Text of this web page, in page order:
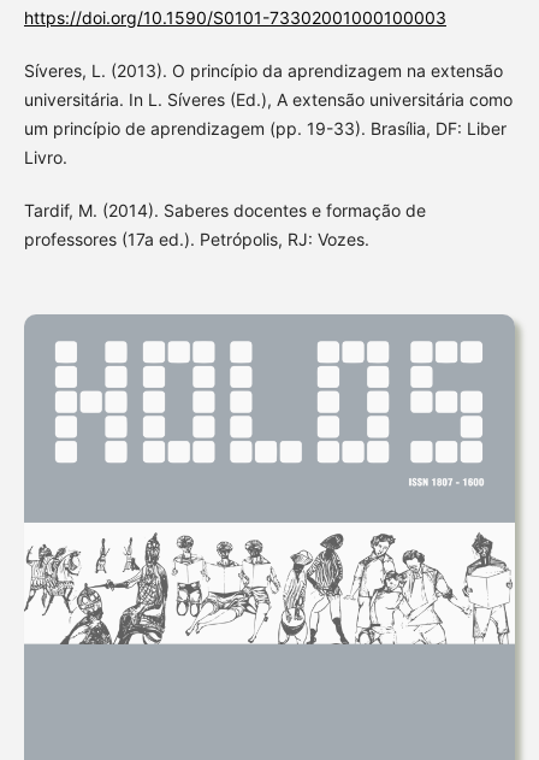
https://doi.org/10.1590/S0101-73302001000100003
Síveres, L. (2013). O princípio da aprendizagem na extensão
universitária. In L. Síveres (Ed.), A extensão universitária como
um princípio de aprendizagem (pp. 19-33). Brasília, DF: Liber
Livro.
Tardif, M. (2014). Saberes docentes e formação de
professores (17a ed.). Petrópolis, RJ: Vozes.